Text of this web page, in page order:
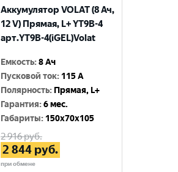
Аккумулятор VOLAT (8 Ач,
12 V) Прямая, L+ YT9B-4
арт.YT9B-4(iGEL)Volat
Емкость:8 Ач
Пусковой ток: 115 A
Полярность: Прямая, L+
Гарантия:6 мес.
Габариты: 150x70x105
2 916руб.
2 844руб.
при обмене